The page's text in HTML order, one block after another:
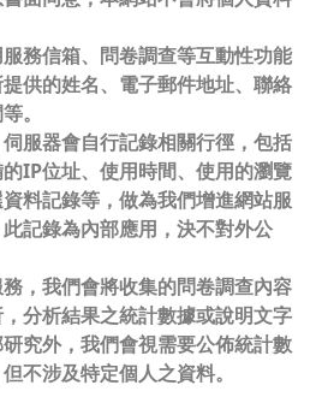
務信箱、問卷調查等互動性功能
供的姓名、電子郵件地址、聯絡
。
服器會自行記錄相關行徑，包括
IP位址、使用時間、使用的瀏覽
料記錄等，做為我們增進網站服
記錄為內部應用，決不對外公
，我們會將收集的問卷調查內容
分析結果之統計數據或說明文字
究外，我們會視需要公佈統計數
不涉及特定個人之資料。